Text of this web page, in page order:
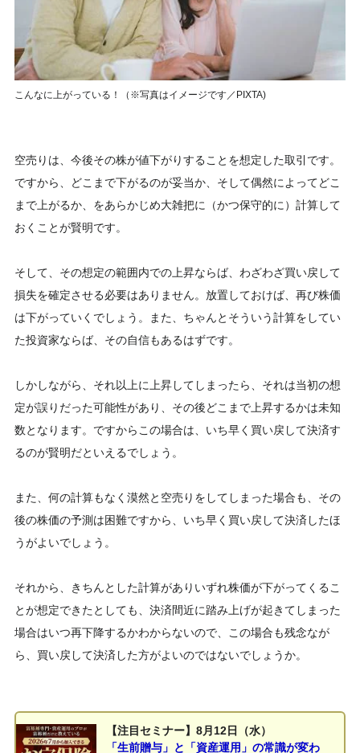
こんなに上がっている！（※写真はイメージです／PIXTA)
空売りは、今後その株が値下がりすることを想定した取引です。
ですから、どこまで下がるのが妥当か、そして偶然によってどこ
まで上がるか、をあらかじめ大雑把に（かつ保守的に）計算して
おくことが賢明です。
そして、その想定の範囲内での上昇ならば、わざわざ買い戻して
損失を確定させる必要はありません。放置しておけば、再び株価
は下がっていくでしょう。また、ちゃんとそういう計算をしてい
た投資家ならば、その自信もあるはずです。
しかしながら、それ以上に上昇してしまったら、それは当初の想
定が誤りだった可能性があり、その後どこまで上昇するかは未知
数となります。ですからこの場合は、いち早く買い戻して決済す
るのが賢明だといえるでしょう。
また、何の計算もなく漠然と空売りをしてしまった場合も、その
後の株価の予測は困難ですから、いち早く買い戻して決済したほ
うがよいでしょう。
それから、きちんとした計算がありいずれ株価が下がってくるこ
とが想定できたとしても、決済間近に踏み上げが起きてしまった
場合はいつ再下降するかわからないので、この場合も残念なが
ら、買い戻して決済した方がよいのではないでしょうか。
【注目セミナー】8月12日（水）
「生前贈与」と「資産運用」の常識が変わ